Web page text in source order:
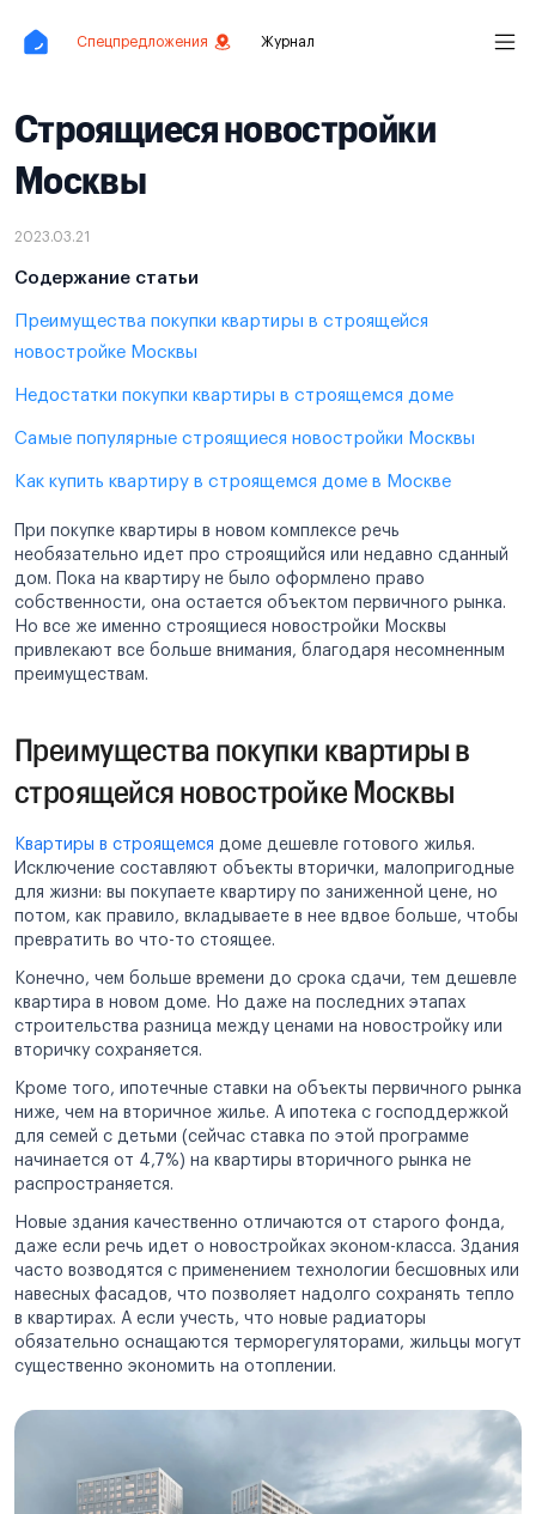
Спецпредложения Журнал
Строящиеся новостройки
Москвы
2023.03.21
Содержание статьи
Преимущества покупки квартиры в строящейся
новостройке Москвы
Недостатки покупки квартиры в строящемся доме
Самые популярные строящиеся новостройки Москвы
Как купить квартиру в строящемся доме в Москве
При покупке квартиры в новом комплексе речь
необязательно идет про строящийся или недавно сданный
дом. Пока на квартиру не было оформлено право
собственности, она остается объектом первичного рынка.
Но все же именно строящиеся новостройки Москвы
привлекают все больше внимания, благодаря несомненным
преимуществам.
Преимущества покупки квартиры в
строящейся новостройке Москвы
Квартиры в строящемся доме дешевле готового жилья.
Исключение составляют объекты вторички, малопригодные
для жизни: вы покупаете квартиру по заниженной цене, но
потом, как правило, вкладываете в нее вдвое больше, чтобы
превратить во что-то стоящее.
Конечно, чем больше времени до срока сдачи, тем дешевле
квартира в новом доме. Но даже на последних этапах
строительства разница между ценами на новостройку или
вторичку сохраняется.
Кроме того, ипотечные ставки на объекты первичного рынка
ниже, чем на вторичное жилье. А ипотека с господдержкой
для семей с детьми (сейчас ставка по этой программе
начинается от 4,7%) на квартиры вторичного рынка не
распространяется.
Новые здания качественно отличаются от старого фонда,
даже если речь идет о новостройках эконом-класса. Здания
часто возводятся с применением технологии бесшовных или
навесных фасадов, что позволяет надолго сохранять тепло
в квартирах. А если учесть, что новые радиаторы
обязательно оснащаются терморегуляторами, жильцы могут
существенно экономить на отоплении.